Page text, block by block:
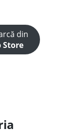
din
Store